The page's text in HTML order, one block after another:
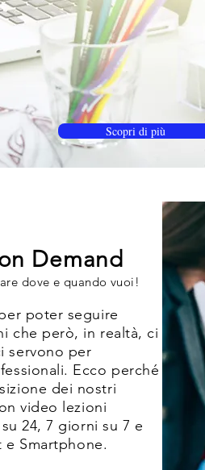
Scopri di più
Demand
dove e quando vuoi!
poter seguire
che però, in realtà, ci
servono per
Ecco perché
dei nostri
video lezioni
24, 7 giorni su 7 e
e Smartphone.